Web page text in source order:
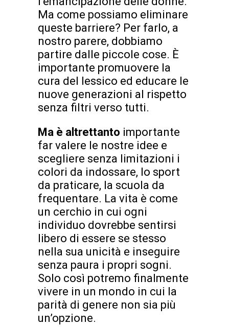
Ma come possiamo eliminare
queste barriere? Per farlo, a
nostro parere, dobbiamo
partire dalle piccole cose. È
importante promuovere la
cura del lessico ed educare le
nuove generazioni al rispetto
senza filtri verso tutti.
Ma è altrettanto importante
far valere le nostre idee e
scegliere senza limitazioni i
colori da indossare, lo sport
da praticare, la scuola da
frequentare. La vita è come
un cerchio in cui ogni
individuo dovrebbe sentirsi
libero di essere se stesso
nella sua unicità e inseguire
senza paura i propri sogni.
Solo così potremo finalmente
vivere in un mondo in cui la
parità di genere non sia più
un’opzione.